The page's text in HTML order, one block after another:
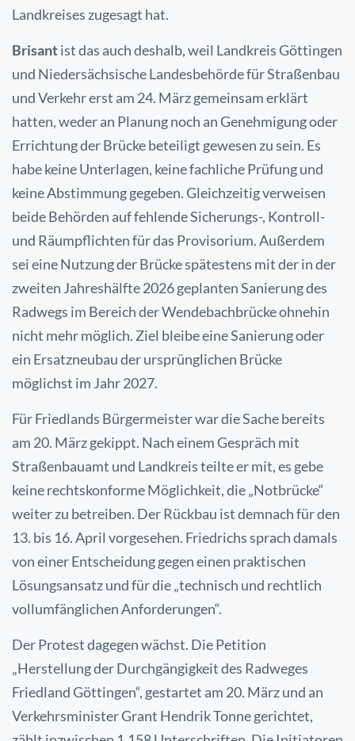
Landkreises zugesagt hat.
Brisantist das auch deshalb, weil Landkreis Göttingen
und Niedersächsische Landesbehörde für Straßenbau
und Verkehr erst am 24. März gemeinsam erklärt
hatten, weder an Planung noch an Genehmigung oder
Errichtung der Brücke beteiligt gewesen zu sein. Es
habe keine Unterlagen, keine fachliche Prüfung und
keine Abstimmung gegeben. Gleichzeitig verweisen
beide Behörden auf fehlende Sicherungs-, Kontroll-
und Räumpflichten für das Provisorium. Außerdem
sei eine Nutzung der Brücke spätestens mit der in der
zweiten Jahreshälfte 2026 geplanten Sanierung des
Radwegs im Bereich der Wendebachbrücke ohnehin
nicht mehr möglich. Ziel bleibe eine Sanierung oder
ein Ersatzneubau der ursprünglichen Brücke
möglichst im Jahr 2027.
Für Friedlands Bürgermeister war die Sache bereits
am 20. März gekippt. Nach einem Gespräch mit
Straßenbauamt und Landkreis teilte er mit, es gebe
keine rechtskonforme Möglichkeit, die „Notbrücke“
weiter zu betreiben. Der Rückbau ist demnach für den
13. bis 16. April vorgesehen. Friedrichs sprach damals
von einer Entscheidung gegen einen praktischen
Lösungsansatz und für die „technisch und rechtlich
vollumfänglichen Anforderungen“.
Der Protest dagegen wächst. Die Petition
„Herstellung der Durchgängigkeit des Radweges
Friedland Göttingen“, gestartet am 20. März und an
Verkehrsminister Grant Hendrik Tonne gerichtet,